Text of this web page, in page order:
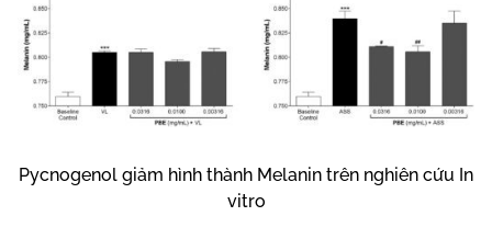
Pycnogenol giảm hình thành Melanin trên nghiên cứu In
vitro